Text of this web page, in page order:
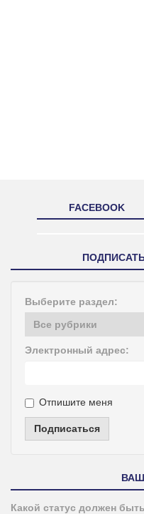
FACEBOOK
Выберите раздел:
Электронный адрес:
Отпишите меня
Подписаться
Какой статус должен